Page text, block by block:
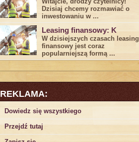
Dzisiaj chcemy rozmawiać o
inwestowaniu w ...
Leasing finansowy: K
W dzisiejszych czasach leasing ​
finansowy jest ⁢coraz
popularniejszą formą ...
REKLAMA:
Dowiedz się wszystkiego
Przejdź tutaj